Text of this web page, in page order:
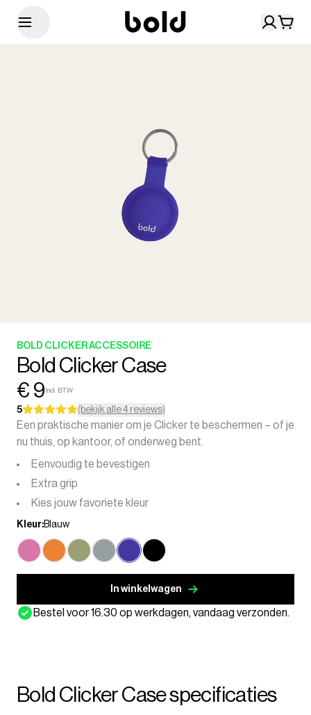
BOLD CLICKER ACCESSOIRE
Bold Clicker Case
€ 9 Incl. BTW
5 (bekijk alle 4 reviews)
Een praktische manier om je Clicker te beschermen – of je
nu thuis, op kantoor, of onderweg bent.
Eenvoudig te bevestigen
Extra grip
Kies jouw favoriete kleur
Kleur:Blauw
In winkelwagen
Bestel voor 16.30 op werkdagen, vandaag verzonden.
Bold Clicker Case specificaties